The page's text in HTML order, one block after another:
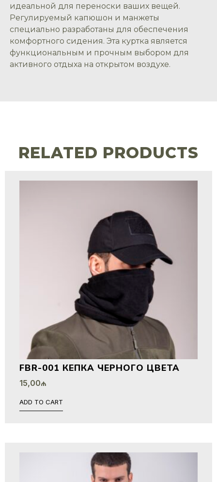
идеальной для переноски ваших вещей.
Регулируемый капюшон и манжеты
специально разработаны для обеспечения
комфортного сидения. Эта куртка является
функциональным и прочным выбором для
активного отдыха на открытом воздухе.
RELATED PRODUCTS
FBR-001 КЕПКА ЧЕРНОГО ЦВЕТА
15,00₼
ADD TO CART